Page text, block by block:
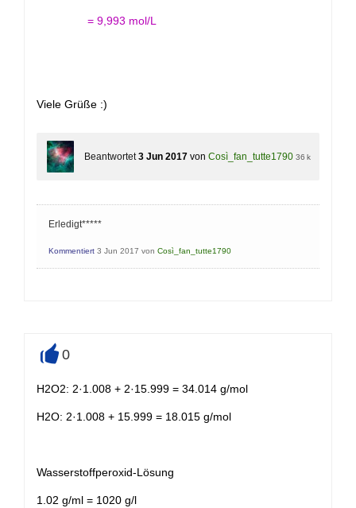
= 9,993 mol/L
Viele Grüße :)
Beantwortet 3 Jun 2017 von Così_fan_tutte1790 36 k
Erledigt*****
Kommentiert 3 Jun 2017 von Così_fan_tutte1790
0
H2O2: 2·1.008 + 2·15.999 = 34.014 g/mol
H2O: 2·1.008 + 15.999 = 18.015 g/mol
Wasserstoffperoxid-Lösung
1.02 g/ml = 1020 g/l